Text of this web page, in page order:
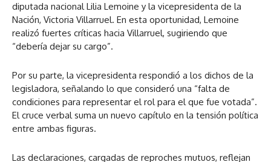
diputada nacional Lilia Lemoine y la vicepresidenta de la
Nación, Victoria Villarruel. En esta oportunidad, Lemoine
realizó fuertes críticas hacia Villarruel, sugiriendo que
“debería dejar su cargo”.
Por su parte, la vicepresidenta respondió a los dichos de la
legisladora, señalando lo que consideró una “falta de
condiciones para representar el rol para el que fue votada”.
El cruce verbal suma un nuevo capítulo en la tensión política
entre ambas figuras.
Las declaraciones, cargadas de reproches mutuos, reflejan